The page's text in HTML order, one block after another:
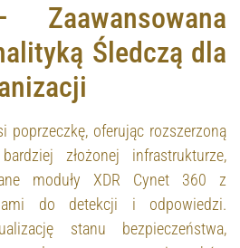
Śledczą dla
poprzeczkę, oferując rozszerzoną
złożonej infrastrukturze,
moduły XDR Cynet 360 z
do detekcji i odpowiedzi.
stanu bezpieczeństwa,